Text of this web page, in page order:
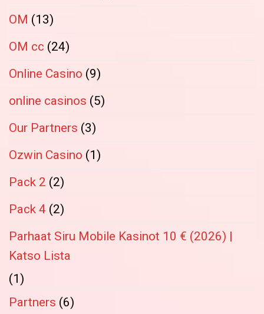
OM (13)
OM cc (24)
Online Casino (9)
online casinos (5)
Our Partners (3)
Ozwin Casino (1)
Pack 2 (2)
Pack 4 (2)
Parhaat Siru Mobile Kasinot 10 € (2026) |
Katso Lista
(1)
Partners (6)